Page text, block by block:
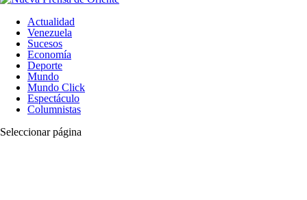
Actualidad
Venezuela
Sucesos
Economía
Deporte
Mundo
Mundo Click
Espectáculo
Columnistas
Seleccionar página